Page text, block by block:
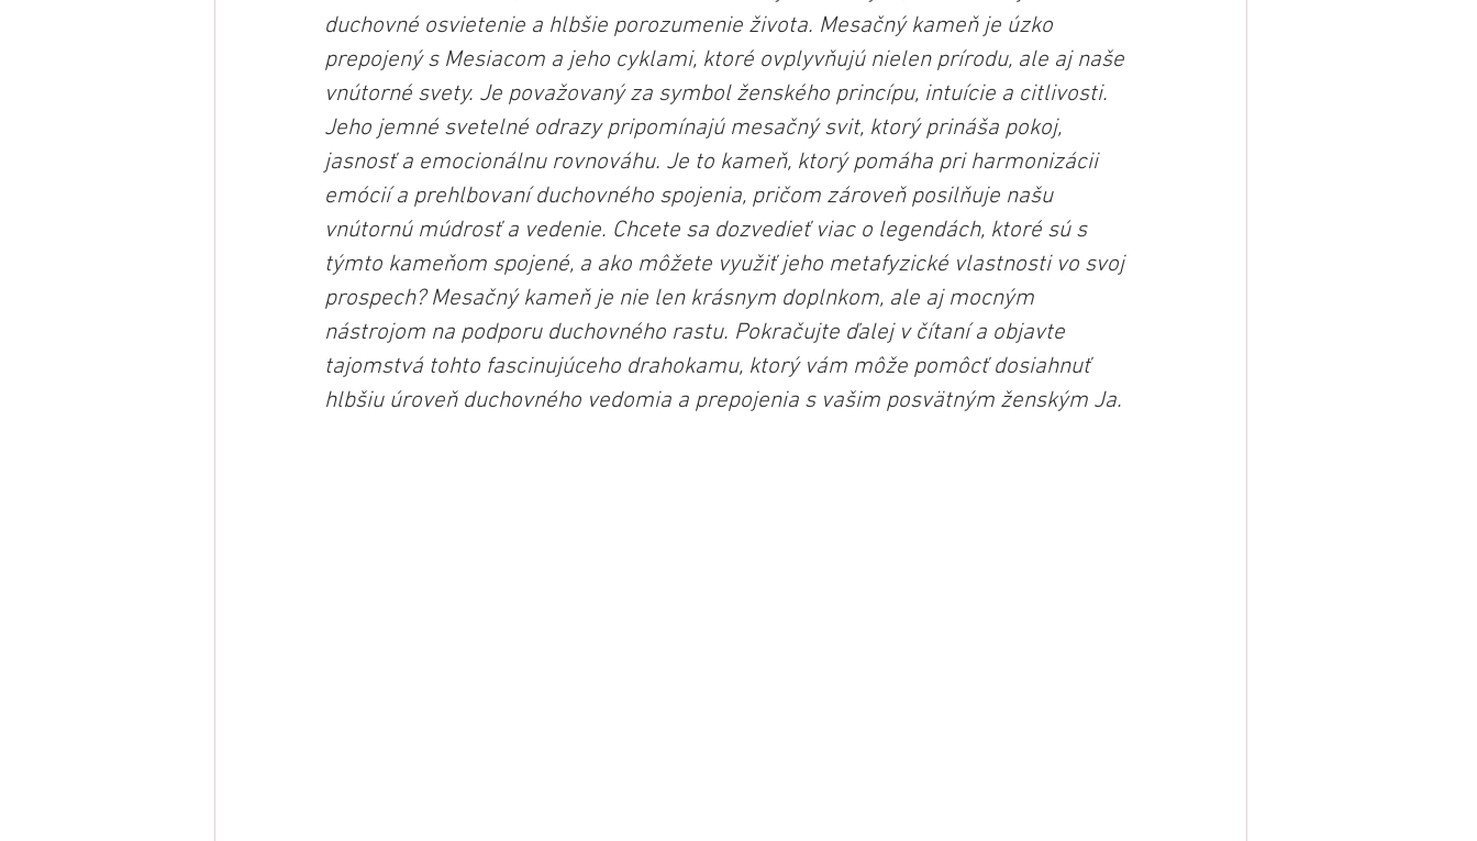
duchovné osvietenie a hlbšie porozumenie života. Mesačný kameň je úzko
prepojený s Mesiacom a jeho cyklami, ktoré ovplyvňujú nielen prírodu, ale aj naše
vnútorné svety. Je považovaný za symbol ženského princípu, intuície a citlivosti.
Jeho jemné svetelné odrazy pripomínajú mesačný svit, ktorý prináša pokoj,
jasnosť a emocionálnu rovnováhu. Je to kameň, ktorý pomáha pri harmonizácii
emócií a prehlbovaní duchovného spojenia, pričom zároveň posilňuje našu
vnútornú múdrosť a vedenie. Chcete sa dozvedieť viac o legendách, ktoré sú s
týmto kameňom spojené, a ako môžete využiť jeho metafyzické vlastnosti vo svoj
prospech? Mesačný kameň je nie len krásnym doplnkom, ale aj mocným
nástrojom na podporu duchovného rastu. Pokračujte ďalej v čítaní a objavte
tajomstvá tohto fascinujúceho drahokamu, ktorý vám môže pomôcť dosiahnuť
hlbšiu úroveň duchovného vedomia a prepojenia s vašim posvätným ženským Ja.